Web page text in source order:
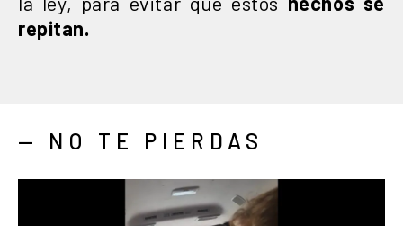
repitan.
— NO TE PIERDAS